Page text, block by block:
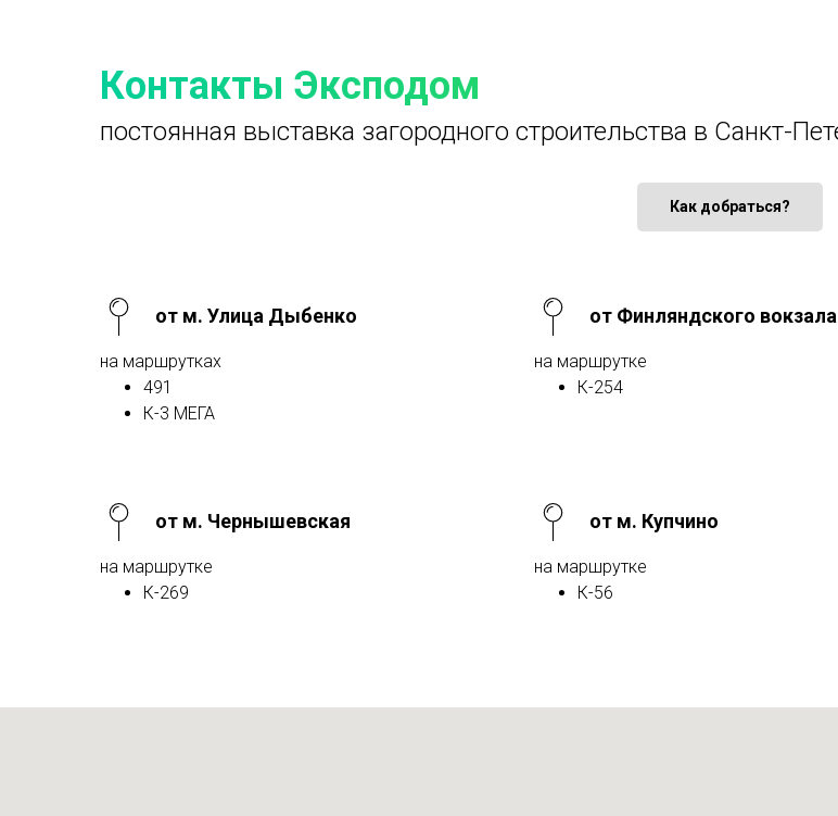
Контакты Эксподом
постоянная выставка загородного строительства в Санкт-
Как добраться?
от м. Улица Дыбенко
на маршрутках
491
К-3 МЕГА
от Финляндского вокзала
на маршрутке
К-254
от м. Чернышевская
на маршрутке
К-269
от м. Купчино
на маршрутке
К-56